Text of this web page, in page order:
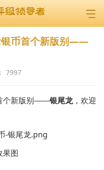
银币首个新版别——
7997
个新版别——银尾龙，欢迎
图